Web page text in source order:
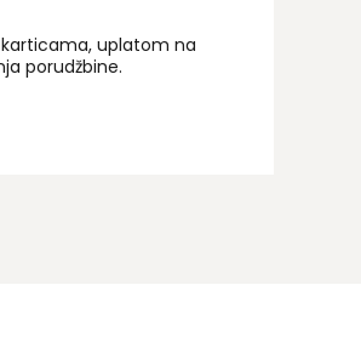
uplatom na
porudžbine.